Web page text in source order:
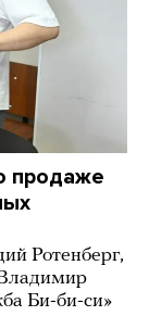
продаже
Ротенберг,
Би-би-си»